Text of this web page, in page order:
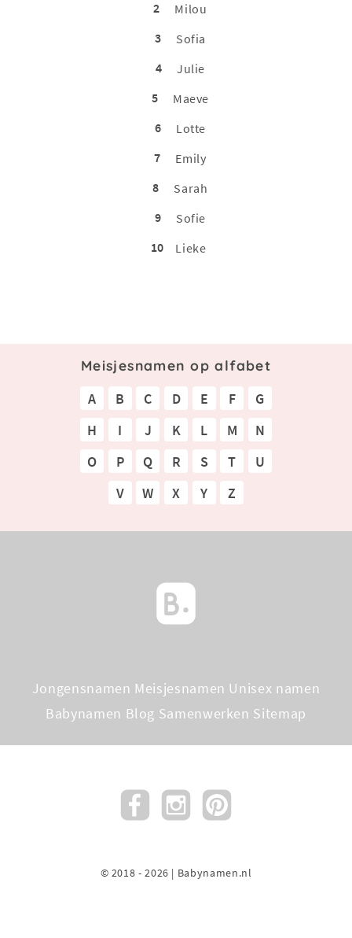
2
Milou
3
Sofia
4
Julie
5
Maeve
6
Lotte
7
Emily
8
Sarah
9
Sofie
10
Lieke
Meisjesnamen op alfabet
A B C D E F
G
H
I J K L M
N
O
P Q R S T
U
V
W X Y Z
Jongensnamen Meisjesnamen Unisex namen
Babynamen Blog Samenwerken Sitemap
© 2018 - 2026 | Babynamen.nl